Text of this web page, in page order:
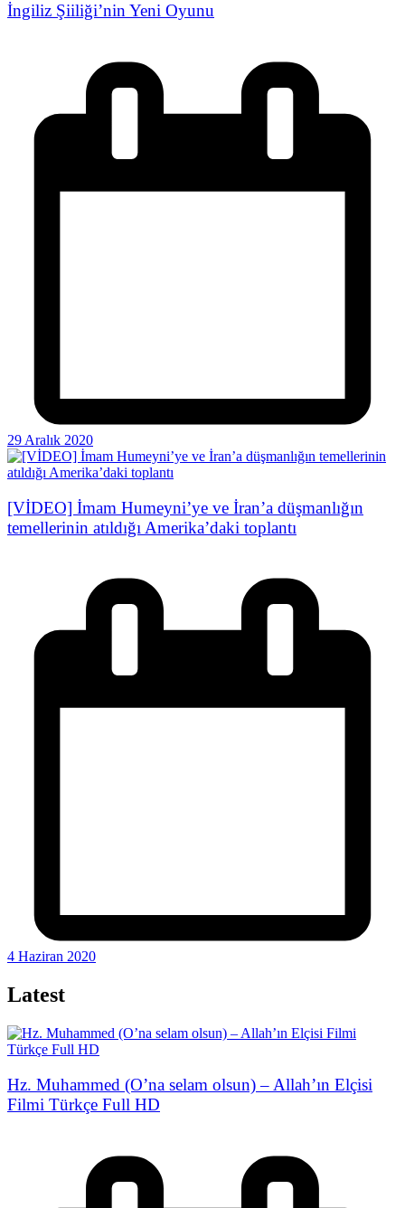
İngiliz Şiiliği’nin Yeni Oyunu
29 Aralık 2020
[VİDEO] İmam Humeyni’ye ve İran’a düşmanlığın
temellerinin atıldığı Amerika’daki toplantı
4 Haziran 2020
Latest
Hz. Muhammed (O’na selam olsun) – Allah’ın Elçisi
Filmi Türkçe Full HD